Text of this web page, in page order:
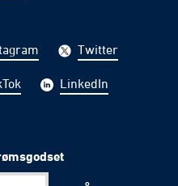
Twitter
LinkedIn